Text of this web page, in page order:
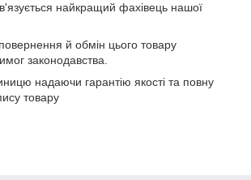
найкращий фахівець нашої
й обмін цього товару
законодавства.
надаючи гарантію якості та повну
товару